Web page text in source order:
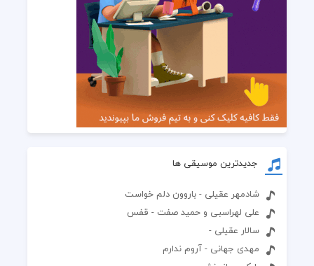
جدیدترین موسیقی ها
شادمهر عقیلی - باروون دلم خواست
علی لهراسبی و حمید صفت - قفس
سالار عقیلی -
مهدی جهانی - آروم ندارم